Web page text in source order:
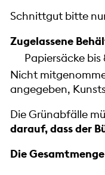
Schnittgut bitte
Zugelassene
Papiersäcke
Nicht
angegeben,
Die Grünabfälle
darauf, dass der
Die